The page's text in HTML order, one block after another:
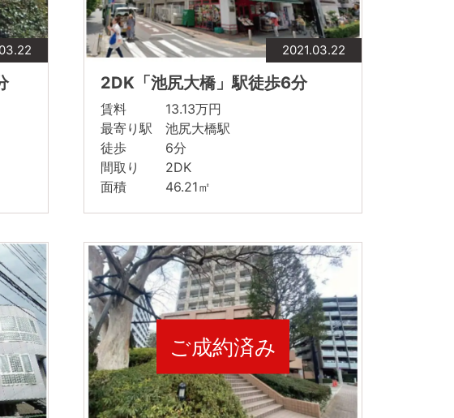
2021.03.22
2DK「池尻大橋」駅徒歩6分
賃料 13.13万円
最寄り駅 池尻大橋駅
徒歩 6分
間取り 2DK
面積 46.21㎡
ご成約済み